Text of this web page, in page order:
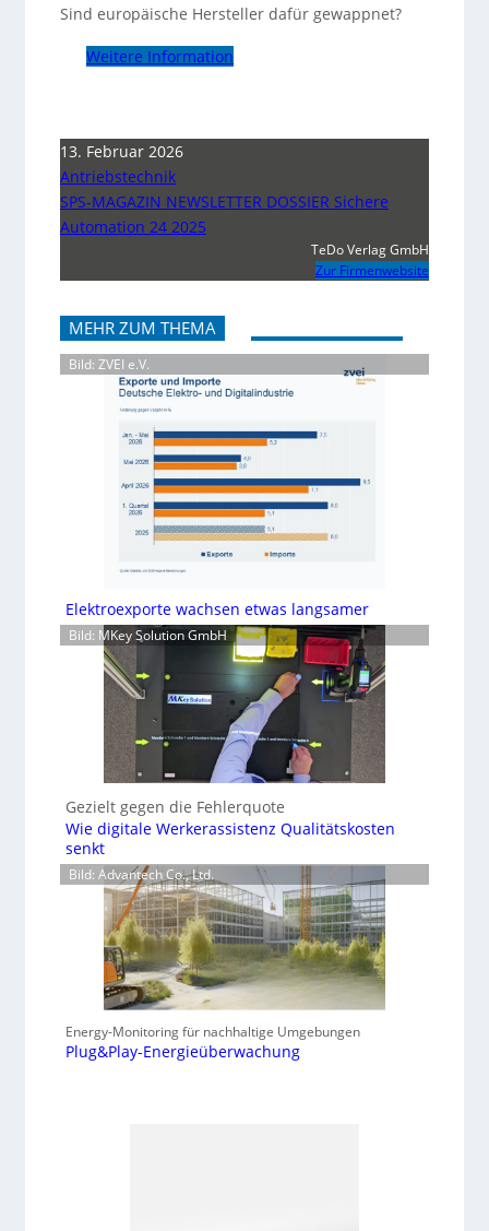
Sind europäische Hersteller dafür gewappnet?
Weitere Information
13. Februar 2026
Antriebstechnik
SPS-MAGAZIN NEWSLETTER DOSSIER Sichere
Automation 24 2025
TeDo Verlag GmbH
Zur Firmenwebsite
MEHR ZUM THEMA
Bild: ZVEI e.V.
Elektroexporte wachsen etwas langsamer
Bild: MKey Solution GmbH
Gezielt gegen die Fehlerquote
Wie digitale Werkerassistenz Qualitätskosten
senkt
Bild: Advantech Co., Ltd.
Energy-Monitoring für nachhaltige Umgebungen
Plug&Play-Energieüberwachung